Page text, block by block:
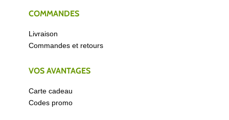
COMMANDES
Livraison
Commandes et retours
VOS AVANTAGES
Carte cadeau
Codes promo